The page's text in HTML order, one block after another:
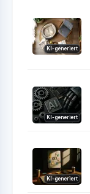
KI-generiert
KI-generiert
KI-generiert